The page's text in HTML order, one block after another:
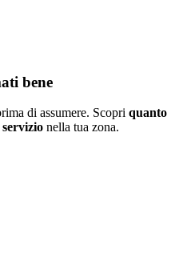
bene
di assumere. Scopri quanto
nella tua zona.